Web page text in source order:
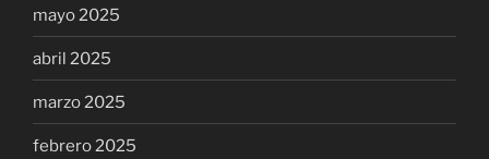
mayo 2025
abril 2025
marzo 2025
febrero 2025